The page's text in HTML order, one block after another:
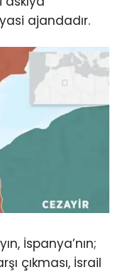
ajandadır.
İspanya’nın;
çıkması, İsrail